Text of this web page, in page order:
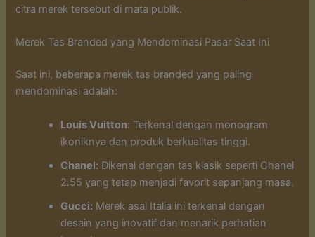
citra merek tersebut di mata publik.
Merek Tas Branded yang Mendominasi Pasar Saat Ini
Saat ini, beberapa merek tas branded yang paling
mendominasi adalah:
Louis Vuitton: Terkenal dengan monogram
ikoniknya dan produk berkualitas tinggi.
Chanel: Dikenal dengan tas klasik seperti Chanel
2.55 yang tetap menjadi favorit sepanjang masa.
Gucci: Merek asal Italia ini terkenal dengan
desain yang inovatif dan menarik perhatian